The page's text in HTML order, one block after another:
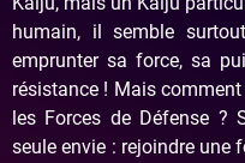
humain, il semble
emprunter sa force, sa
résistance ! Mais
les Forces de Défense ?
seule envie : rejoindre une